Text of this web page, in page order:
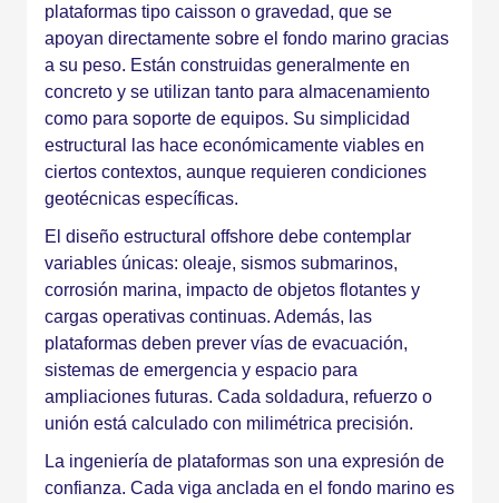
plataformas tipo caisson o gravedad, que se
apoyan directamente sobre el fondo marino gracias
a su peso. Están construidas generalmente en
concreto y se utilizan tanto para almacenamiento
como para soporte de equipos. Su simplicidad
estructural las hace económicamente viables en
ciertos contextos, aunque requieren condiciones
geotécnicas específicas.
El diseño estructural offshore debe contemplar
variables únicas: oleaje, sismos submarinos,
corrosión marina, impacto de objetos flotantes y
cargas operativas continuas. Además, las
plataformas deben prever vías de evacuación,
sistemas de emergencia y espacio para
ampliaciones futuras. Cada soldadura, refuerzo o
unión está calculado con milimétrica precisión.
La ingeniería de plataformas son una expresión de
confianza. Cada viga anclada en el fondo marino es